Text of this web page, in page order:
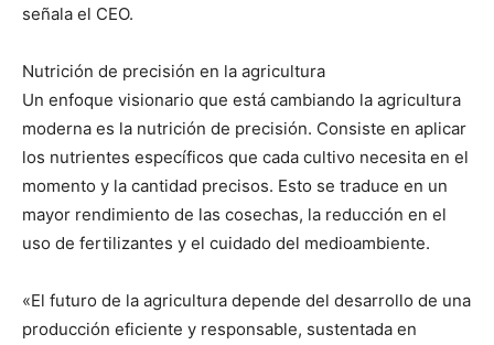
señala el CEO.
Nutrición de precisión en la agricultura
Un enfoque visionario que está cambiando la agricultura
moderna es la nutrición de precisión. Consiste en aplicar
los nutrientes específicos que cada cultivo necesita en el
momento y la cantidad precisos. Esto se traduce en un
mayor rendimiento de las cosechas, la reducción en el
uso de fertilizantes y el cuidado del medioambiente.
«El futuro de la agricultura depende del desarrollo de una
producción eficiente y responsable, sustentada en